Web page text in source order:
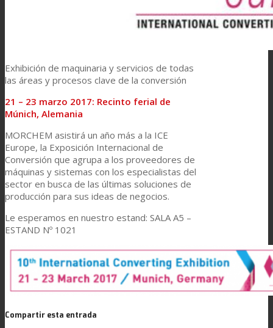
I+D
Prestaciones
Sostenibilidad
Carrera
Exhibición de maquinaria y servicios de todas
las áreas y procesos clave de la conversión
21 – 23 marzo 2017: Recinto ferial de
Múnich, Alemania
MORCHEM asistirá un año más a la ICE
Europe, la Exposición Internacional de
Conversión que agrupa a los proveedores de
máquinas y sistemas con los especialistas del
sector en busca de las últimas soluciones de
producción para sus ideas de negocios.
Le esperamos en nuestro estand: SALA A5 –
ESTAND Nº 1021
Compartir esta entrada